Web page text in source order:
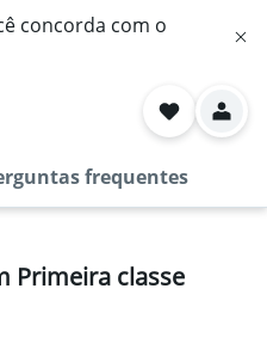
concorda com o
frequentes
Primeira classe